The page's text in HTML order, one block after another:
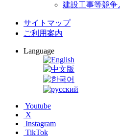
建設工事等競
サイトマップ
ご利用案内
Language
Youtube
X
Instagram
TikTok